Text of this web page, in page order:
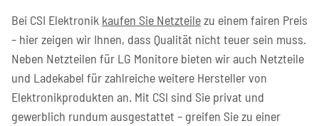
Bei CSI Elektronik kaufen Sie Netzteilezu einem fairen Preis
– hier zeigen wir Ihnen, dass Qualität nicht teuer sein muss.
Neben Netzteilen für LG Monitore bieten wir auch Netzteile
und Ladekabel für zahlreiche weitere Hersteller von
Elektronikprodukten an. Mit CSI sind Sie privat und
gewerblich rundum ausgestattet – greifen Sie zu einer